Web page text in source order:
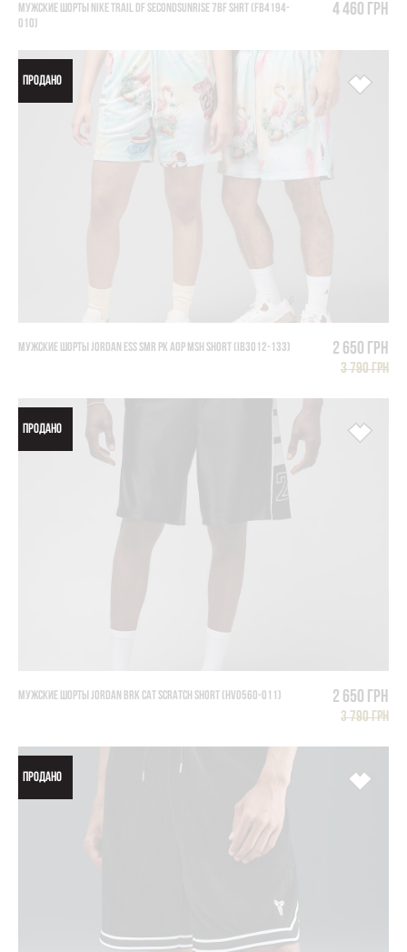
МУЖСКИЕ ШОРТЫ NIKE TRAIL DF SECONDSUNRISE 7BF SHRT (FB4194-
010)
4 460 грн
ПРОДАНО
МУЖСКИЕ ШОРТЫ JORDAN ESS SMR PK AOP MSH SHORT (IB3012-133) 2 650 грн
3 790 грн
ПРОДАНО
МУЖСКИЕ ШОРТЫ JORDAN BRK CAT SCRATCH SHORT (HV0560-011) 2 650 грн
3 790 грн
ПРОДАНО